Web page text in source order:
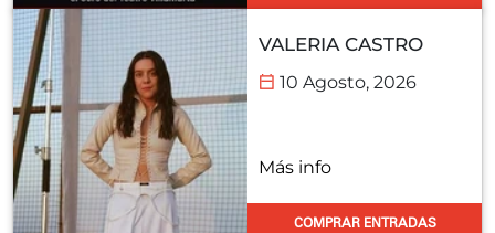
VALERIA CASTRO
10 Agosto, 2026
Más info
COMPRAR ENTRADAS